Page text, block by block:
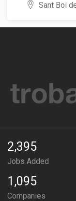
Sant Boi
2,395
Jobs Added
1,095
Companies